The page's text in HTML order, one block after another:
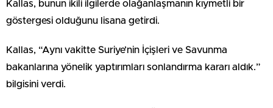
Kallas, bunun ikili ilgilerde olağanlaşmanın kıymetli bir
göstergesi olduğunu lisana getirdi.
Kallas, “Aynı vakitte Suriye’nin İçişleri ve Savunma
bakanlarına yönelik yaptırımları sonlandırma kararı aldık.”
bilgisini verdi.